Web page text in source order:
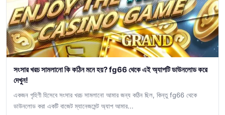
সংসার খরচ সামলানো কি কঠিন মনে হয়? fg66 থেকে এই অ্যাপটি ডাউনলোড করে
দেখুন!
একজন গৃহিণী হিসেবে সংসার খরচ সামলানো আমার জন্য কঠিন ছিল, কিন্তু fg66 থেকে
ডাউনলোড করা একটি বাজেট ম্যানেজমেন্ট অ্যাপ আমার...